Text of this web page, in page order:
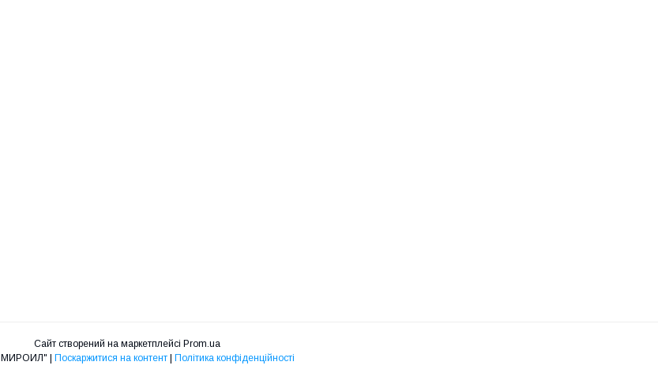
Сайт створений на маркетплейсі Prom.ua
Поскаржитися на контент Політика конфіденційності